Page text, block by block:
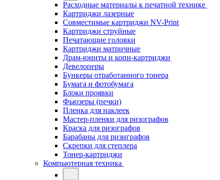
Расходные материалы к печатной технике
Картриджи лазерные
Совместимые картриджи NV-Print
Картриджи струйные
Печатающие головки
Картриджи матричные
Драм-юниты и копи-картриджи
Девелоперы
Бункеры отработанного тонера
Бумага и фотобумага
Блоки проявки
Фьюзеры (печки)
Пленка для наклеек
Мастер-пленки для ризографов
Краска для ризографов
Барабаны для ризиграфов
Скрепки для степлера
Тонер-картриджи
Компьютерная техника